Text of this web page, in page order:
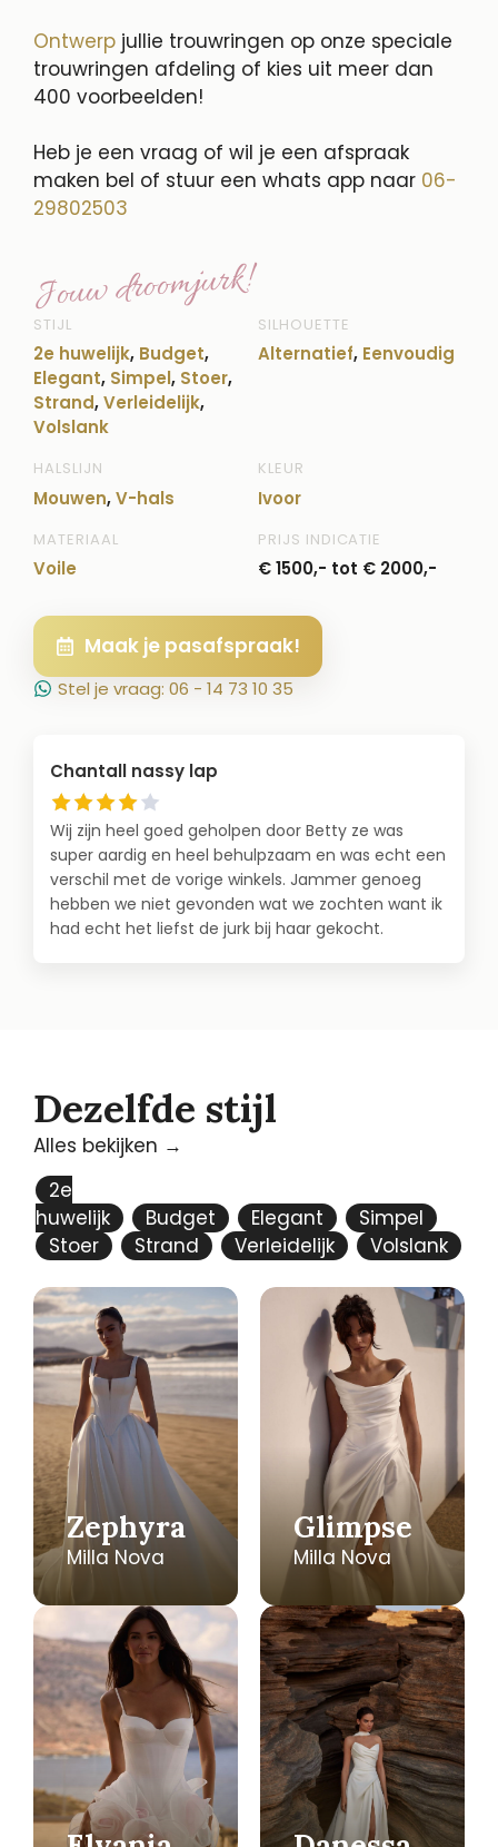
Ontwerp jullie trouwringen op onze speciale
trouwringen afdeling of kies uit meer dan
400 voorbeelden!
Heb je een vraag of wil je een afspraak
maken bel of stuur een whats app naar 06-
29802503
Jouw droomjurk!
STIJL
2e huwelijk, Budget,
Elegant, Simpel, Stoer,
Strand,Verleidelijk,
Volslank
SILHOUETTE
Alternatief, Eenvoudig
HALSLIJN
Mouwen,V-hals
KLEUR
Ivoor
MATERIAAL
Voile
PRIJS INDICATIE
€ 1500,- tot € 2000,-
Maak je pasafspraak!
Stel je vraag: 06 - 14 73 10 35
Chantall nassy lap
Wij zijn heel goed geholpen door Betty ze was
super aardig en heel behulpzaam en was echt een
verschil met de vorige winkels. Jammer genoeg
hebben we niet gevonden wat we zochten want ik
had echt het liefst de jurk bij haar gekocht.
Dezelfde stijl
Alles bekijken →
2e
huwelijk
Budget Elegant
Simpel
Stoer
Strand Verleidelijk Volslank
Zephyra
Milla Nova
Glimpse
Milla Nova